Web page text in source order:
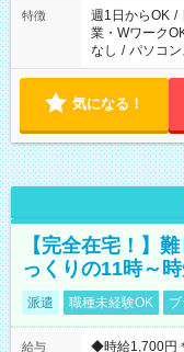
特徴 週1日からOK /
業・Wワーク
なし / パソコ
気になる！
【完全在宅！】
っくりの11時～
派遣 職種未経験OK
給与 ◆時給1,700円